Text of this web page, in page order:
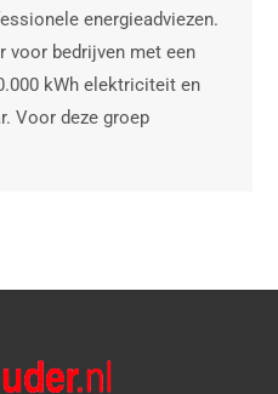
energieadviezen.
voor bedrijven met een
kWh elektriciteit en
Voor deze groep